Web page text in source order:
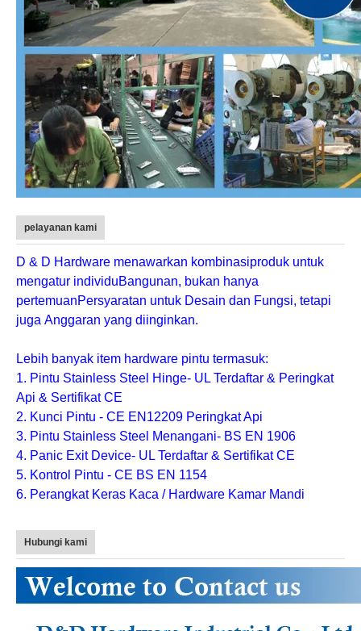
pelayanan kami
D & D Hardware menawarkan kombinasiproduk untuk
mengatur individuBangunan, bukan hanya
pertemuanPersyaratan untuk Desain dan Fungsi, tetapi
juga Anggaran yang diinginkan.
Lebih banyak item hardware pintu termasuk:
1. Pintu Stainless Steel Hinge- UL Terdaftar & Peringkat
Api & Sertifikat CE
2. Kunci Pintu - CE EN12209 Peringkat Api
3. Pintu Stainless Steel Menangani- BS EN 1906
4. Panic Exit Device- UL Terdaftar & Sertifikat CE
5. Kontrol Pintu - CE BS EN 1154
6. Perangkat Keras Kaca / Hardware Kamar Mandi
Hubungi kami